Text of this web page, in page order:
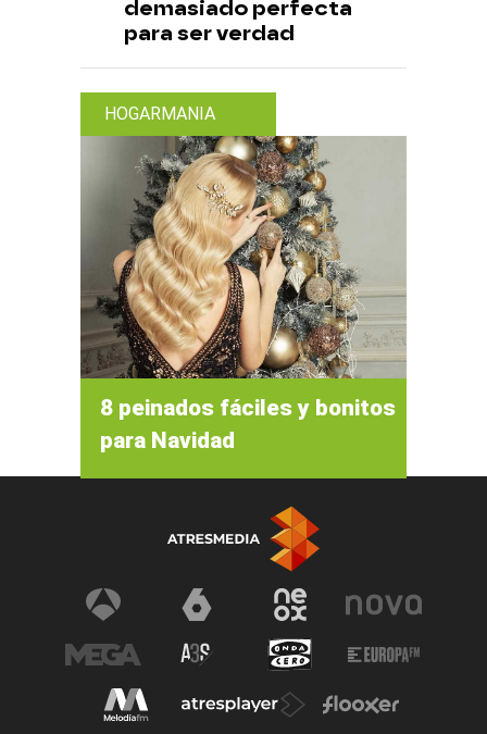
demasiado perfecta
para ser verdad
HOGARMANIA
8 peinados fáciles y bonitos
para Navidad